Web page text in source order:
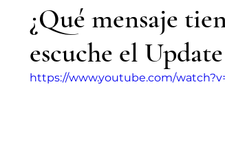
¿Qué mensaje
escuche el
https://www.youtube.com/